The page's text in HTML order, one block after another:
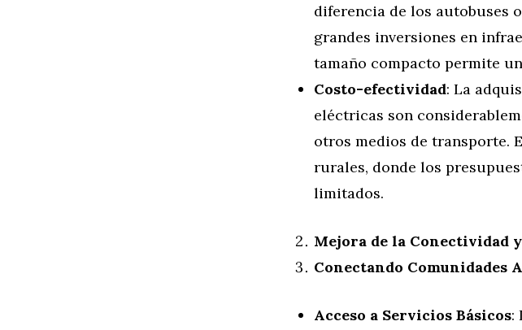
diferencia de los autobuses
grandes inversiones en
tamaño compacto permite
Costo-efectividad: La
eléctricas son
otros medios de transporte.
rurales, donde los
limitados.
Mejora de la Conectividad
Conectando Comunidades
Acceso a Servicios Básicos: